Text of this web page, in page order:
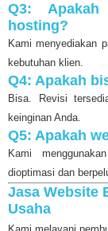
Q3:
hosting?
Kami menyediakan
kebutuhan klien.
Q4: Apakah
Bisa. Revisi
keinginan Anda.
Q5: Apakah
Kami
dioptimasi dan
Jasa Website
Usaha